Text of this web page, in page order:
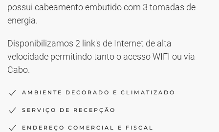
possui cabeamento embutido com 3 tomadas de
energia.
Disponibilizamos 2 link's de Internet de alta
velocidade permitindo tanto o acesso WIFI ou via
Cabo.
AMBIENTE DECORADO E CLIMATIZADO
SERVIÇO DE RECEPÇÃO
ENDEREÇO COMERCIAL E FISCAL